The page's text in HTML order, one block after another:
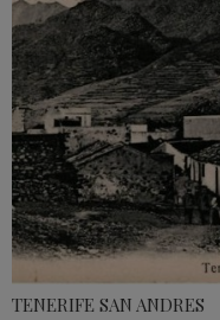
TENERIFE SAN ANDRES